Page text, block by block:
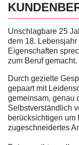
Unschlagbare 25
dem 18.
Eigenschaften
zum Beruf gemacht.
Durch gezielte
gepaart mit
gemeinsam, genau
Selbstverständlich
berücksichtigen um
zugeschneidertes